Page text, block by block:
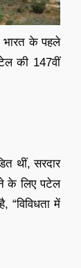
भारत के पहले
की 147वीं
थीं, सरदार
के लिए पटेल
“विविधता में